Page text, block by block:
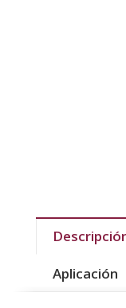
Aplicación